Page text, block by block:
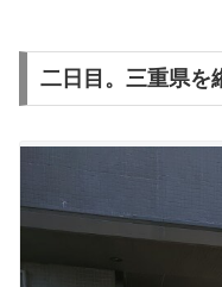
二日目。三重県を